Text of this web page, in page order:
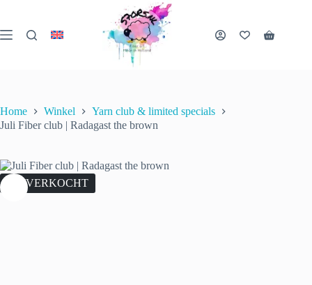
de
inhoud
Home Winkel
Yarn club & limited specials
Juli Fiber club | Radagast the brown
UITVERKOCHT